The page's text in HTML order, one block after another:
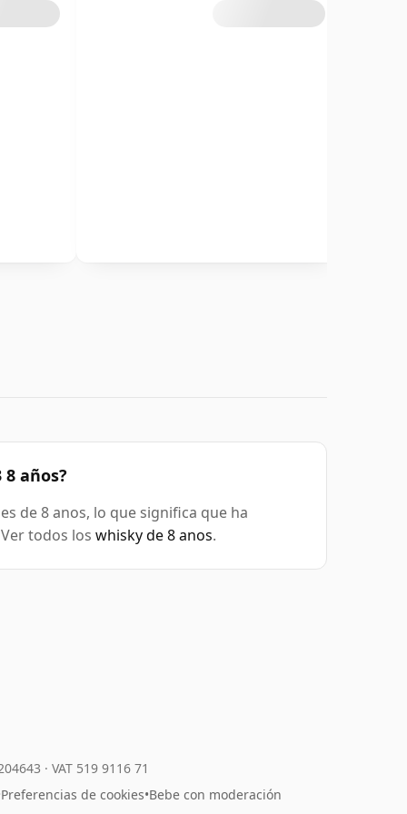
años?
de 8 anos, lo que significa que ha
todos los whisky de 8 anos.
· VAT 519 9116 71
Preferencias de cookies•Bebe con moderación